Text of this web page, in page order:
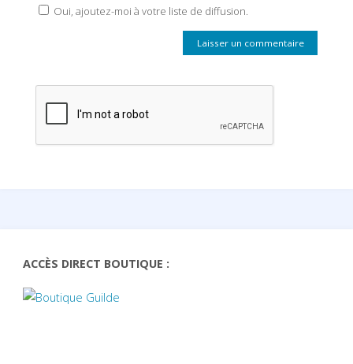
Oui, ajoutez-moi à votre liste de diffusion.
ACCÈS DIRECT BOUTIQUE :